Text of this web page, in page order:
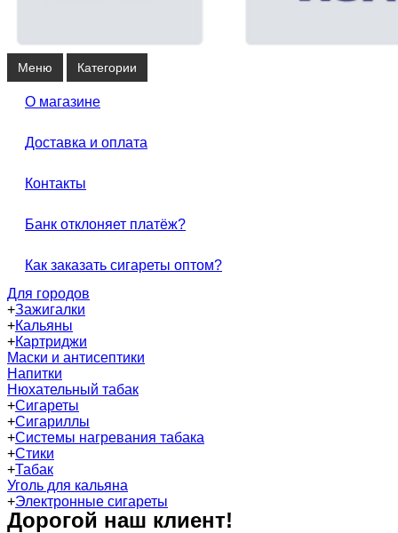
Меню Категории
О магазине
Доставка и оплата
Контакты
Банк отклоняет платёж?
Как заказать сигареты оптом?
Для городов
+Зажигалки
+Кальяны
+Картриджи
Маски и антисептики
Напитки
Нюхательный табак
+Сигареты
+Сигариллы
+Системы нагревания табака
+Стики
+Табак
Уголь для кальяна
+Электронные сигареты
Дорогой наш клиент!